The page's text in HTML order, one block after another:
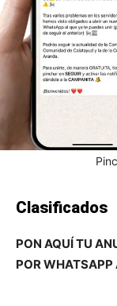
Clasificados
PON AQUÍ TU
POR